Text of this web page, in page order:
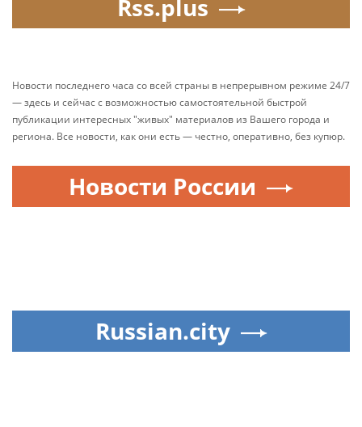
Rss.plus
Новости последнего часа со всей страны в непрерывном режиме 24/7
— здесь и сейчас с возможностью самостоятельной быстрой
публикации интересных "живых" материалов из Вашего города и
региона. Все новости, как они есть — честно, оперативно, без купюр.
Новости России
Russian.city